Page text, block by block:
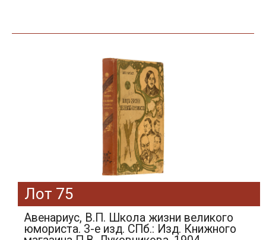
Лот 75
Авенариус, В.П. Школа жизни великого
юмориста. 3-е изд. СПб.: Изд. Книжного